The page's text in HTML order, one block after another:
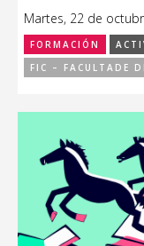
Martes, 22 de
FORMACIÓN
FIC – FACULTADE